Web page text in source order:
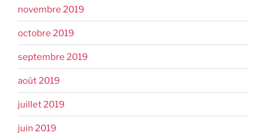
novembre 2019
octobre 2019
septembre 2019
août 2019
juillet 2019
juin 2019